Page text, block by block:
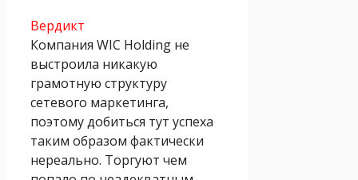
Вердикт
Компания WIC Holding не
выстроила никакую
грамотную структуру
сетевого маркетинга,
поэтому добиться тут успеха
таким образом фактически
нереально. Торгуют чем